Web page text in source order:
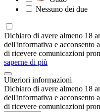
Nessuno dei due
Dichiaro di avere almeno 18
dell'informativa e acconsento
di ricevere comunicazioni
saperne di più
Ulteriori informazioni
Dichiaro di avere almeno 18
dell'informativa e acconsento
di ricevere comunicazioni